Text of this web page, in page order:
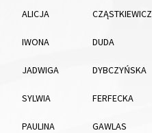
ALICJA CZĄSTKIEWICZ
IWONA DUDA
JADWIGA DYBCZYŃSKA
SYLWIA FERFECKA
PAULINA GAWLAS